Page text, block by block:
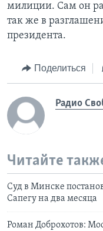
милиции. Сам он
так же в
президента.
Поделиться
Радио
Читайте
Суд в Минске
Сапегу на два месяца
Роман Доброхотов: